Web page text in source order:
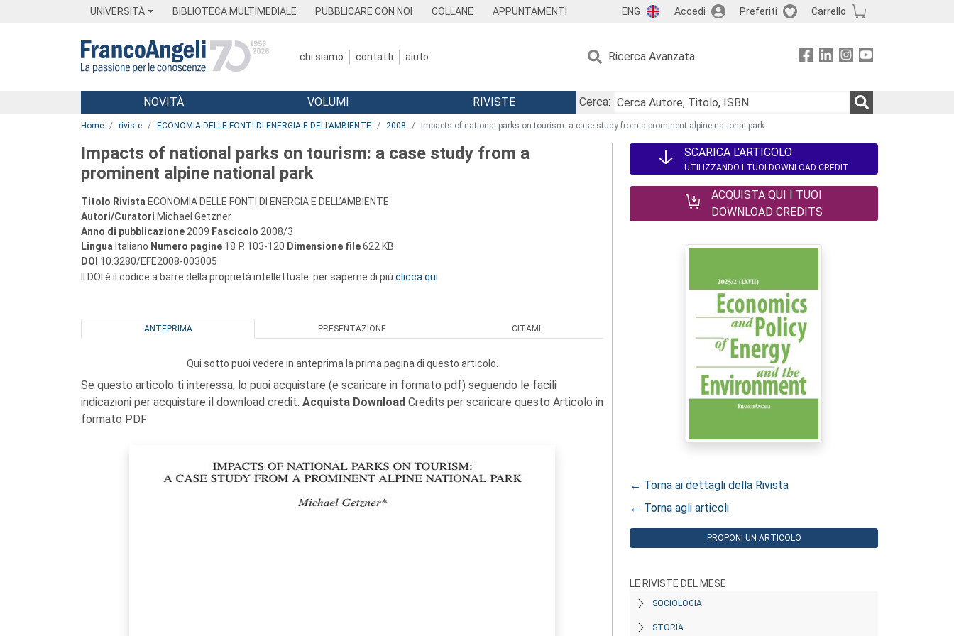
UNIVERSITÀ BIBLIOTECA MULTIMEDIALE PUBBLICARE CON NOI COLLANE APPUNTAMENTI ENG Accedi Preferiti Carrello
chi siamo contatti aiuto Ricerca Avanzata
Menu
NOVITÀ VOLUMI RIVISTE
Cerca:
Home riviste ECONOMIA DELLE FONTI DI ENERGIA E DELL’AMBIENTE 2008 Impacts of national parks on tourism: a case study from a prominent alpine national park
Impacts of national parks on tourism: a case study from a
prominent alpine national park
Titolo Rivista ECONOMIA DELLE FONTI DI ENERGIA E DELL’AMBIENTE
Autori/Curatori Michael Getzner
Anno di pubblicazione 2009 Fascicolo 2008/3
Lingua Italiano Numero pagine 18 P. 103-120 Dimensione file622 KB
DOI 10.3280/EFE2008-003005
Il DOI è il codice a barre della proprietà intellettuale: per saperne di più clicca qui
ANTEPRIMA PRESENTAZIONE CITAMI
Qui sotto puoi vedere in anteprima la prima pagina di questo articolo.
Se questo articolo ti interessa, lo puoi acquistare (e scaricare in formato pdf) seguendo le facili
indicazioni per acquistare il download credit. Acquista Download Credits per scaricare questo Articolo in
formato PDF
SCARICA L'ARTICOLO
UTILIZZANDO I TUOI DOWNLOAD CREDIT
ACQUISTA QUI I TUOI
DOWNLOAD CREDITS
← Torna ai dettagli della Rivista
← Torna agli articoli
PROPONI UN ARTICOLO
LE RIVISTE DEL MESE
SOCIOLOGIA
STORIA